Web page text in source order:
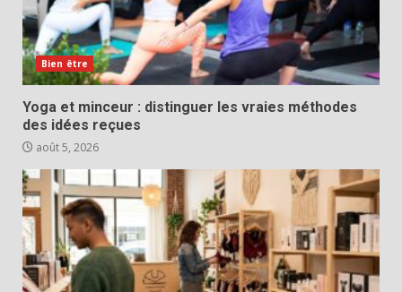
Bien être
Yoga et minceur : distinguer les vraies méthodes
des idées reçues
août 5, 2026